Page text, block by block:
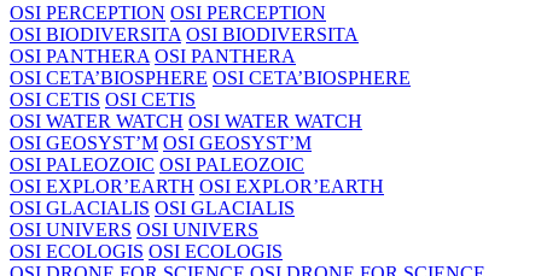
OSI PERCEPTION OSI PERCEPTION
OSI BIODIVERSITA OSI BIODIVERSITA
OSI PANTHERA OSI PANTHERA
OSI CETA’BIOSPHERE OSI CETA’BIOSPHERE
OSI CETIS OSI CETIS
OSI WATER WATCH OSI WATER WATCH
OSI GEOSYST’M OSI GEOSYST’M
OSI PALEOZOIC OSI PALEOZOIC
OSI EXPLOR’EARTH OSI EXPLOR’EARTH
OSI GLACIALIS OSI GLACIALIS
OSI UNIVERS OSI UNIVERS
OSI ECOLOGIS OSI ECOLOGIS